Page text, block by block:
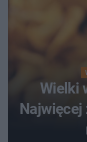
Wielki
Najwięcej